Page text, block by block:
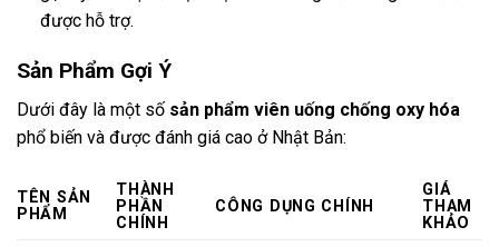
được hỗ trợ.
Sản Phẩm Gợi Ý
Dưới đây là một số sản phẩm viên uống chống oxy hóa
phổ biến và được đánh giá cao ở Nhật Bản:
TÊN SẢN
PHẨM
THÀNH
PHẦN
CHÍNH
CÔNG DỤNG CHÍNH
GIÁ
THAM
KHẢO